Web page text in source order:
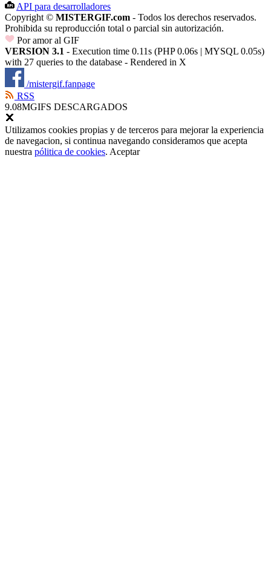
API para desarrolladores
Copyright © MISTERGIF.com - Todos los derechos reservados.
Prohibida su reproducción total o parcial sin autorización.
Por amor al GIF
VERSION 3.1 - Execution time 0.11s (PHP 0.06s | MYSQL 0.05s)
with 27 queries to the database - Rendered in X
/mistergif.fanpage
RSS
9.08MGIFS DESCARGADOS
Utilizamos cookies propias y de terceros para mejorar la experiencia
de navegacion, si continua navegando consideramos que acepta
nuestra pólitica de cookies. Aceptar